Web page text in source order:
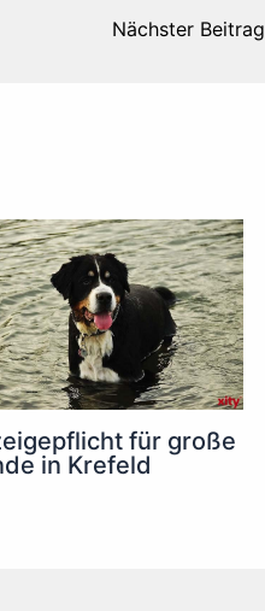
Nächster Beitrag
für große
in Krefeld